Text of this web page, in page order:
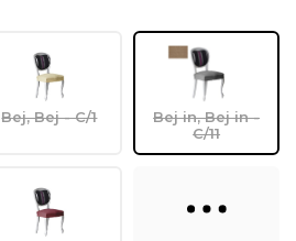
Bej, Bej - C/1
Bej in, Bej in -
C/11